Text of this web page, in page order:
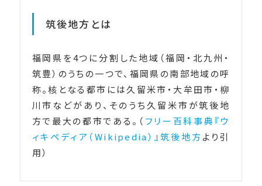
筑後地方とは
福岡県を4つに分割した地域（福岡・北九州・
筑豊）のうちの一つで、福岡県の南部地域の呼
称。核となる都市には久留米市・大牟田市・柳
川市などがあり、そのうち久留米市が筑後地
方で最大の都市である。（ フリー百科事典『ウ
ィキペディア（Wikipedia）』筑後地方より引
用）